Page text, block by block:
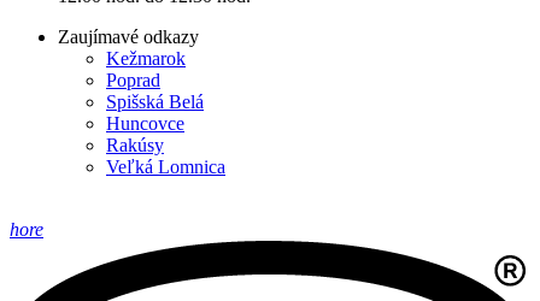
Zaujímavé odkazy
Kežmarok
Poprad
Spišská Belá
Huncovce
Rakúsy
Veľká Lomnica
hore